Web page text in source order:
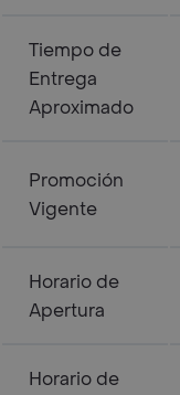
Tiempo de
Entrega
Aproximado
Promoción
Vigente
Horario de
Apertura
Horario de